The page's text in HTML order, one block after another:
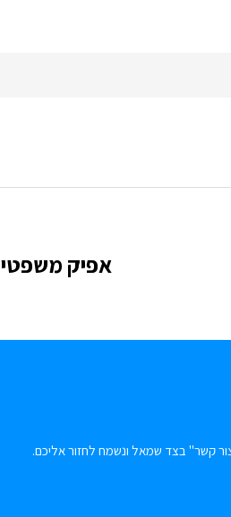
אפיק משפטי 306 08.04.2020
קשר" בצד שמאל ונשמח לחזור אליכם.